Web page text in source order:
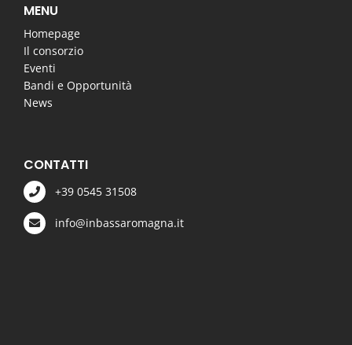
MENU
Homepage
Il consorzio
Eventi
Bandi e Opportunità
News
CONTATTI
+39 0545 31508
info@inbassaromagna.it